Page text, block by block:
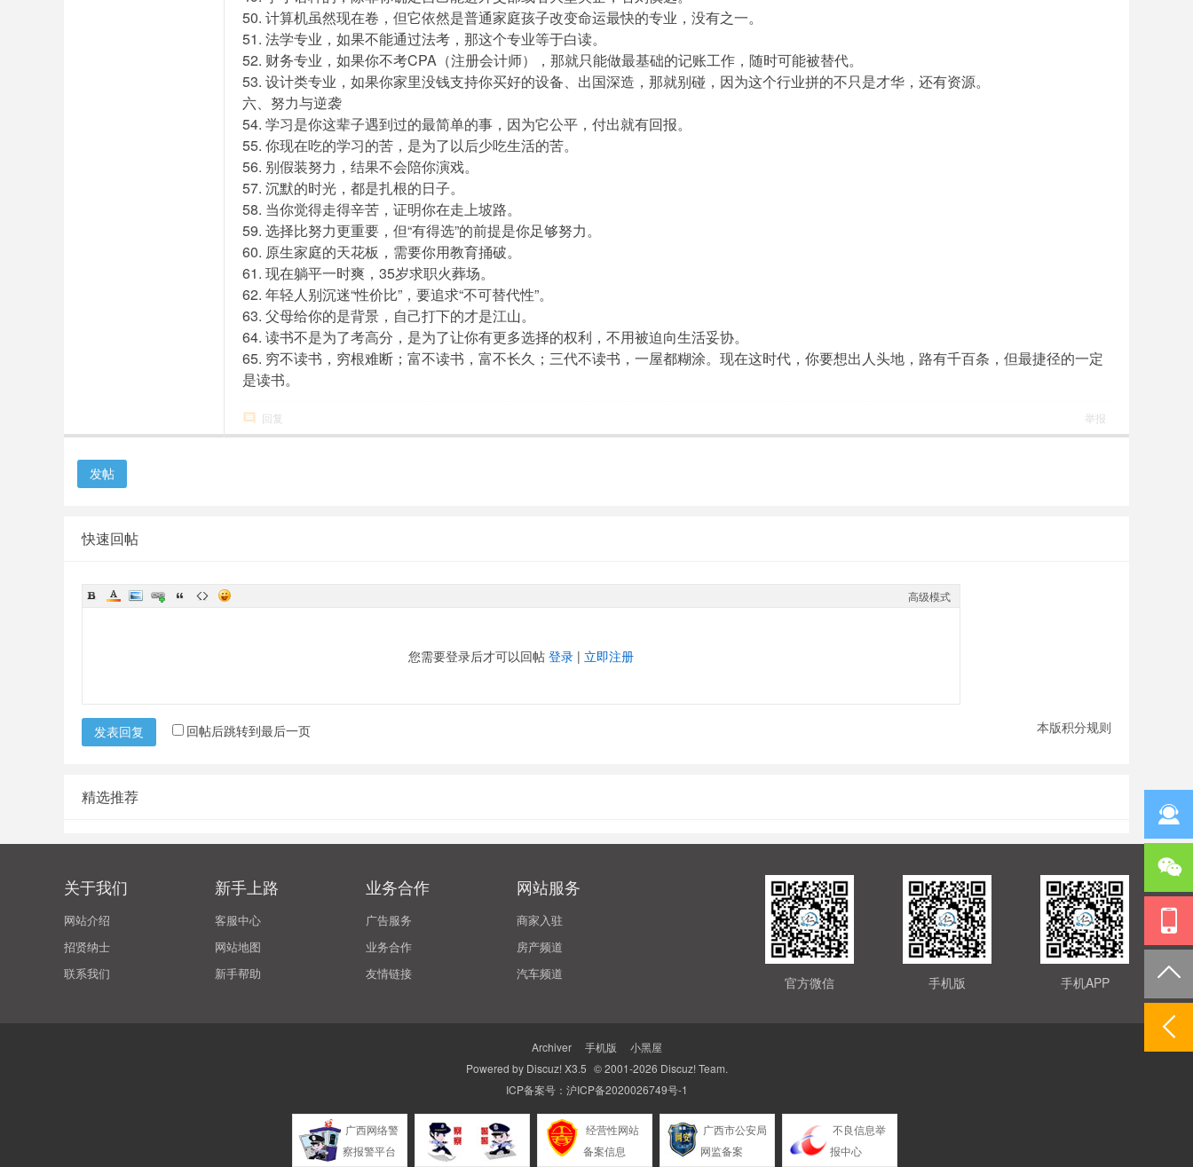
50. 计算机虽然现在卷，但它依然是普通家庭孩子改变命运最快的专业，没有之一。
51. 法学专业，如果不能通过法考，那这个专业等于白读。
52. 财务专业，如果你不考CPA（注册会计师），那就只能做最基础的记账工作，随时可能被替代。
53. 设计类专业，如果你家里没钱支持你买好的设备、出国深造，那就别碰，因为这个行业拼的不只是才华，还有资源。
六、努力与逆袭
54. 学习是你这辈子遇到过的最简单的事，因为它公平，付出就有回报。
55. 你现在吃的学习的苦，是为了以后少吃生活的苦。
56. 别假装努力，结果不会陪你演戏。
57. 沉默的时光，都是扎根的日子。
58. 当你觉得走得辛苦，证明你在走上坡路。
59. 选择比努力更重要，但“有得选”的前提是你足够努力。
60. 原生家庭的天花板，需要你用教育捅破。
61. 现在躺平一时爽，35岁求职火葬场。
62. 年轻人别沉迷“性价比”，要追求“不可替代性”。
63. 父母给你的是背景，自己打下的才是江山。
64. 读书不是为了考高分，是为了让你有更多选择的权利，不用被迫向生活妥协。
65. 穷不读书，穷根难断；富不读书，富不长久；三代不读书，一屋都糊涂。现在这时代，你要想出人头地，路有千百条，但最捷径的一定
是读书。
回复 举报
发帖
快速回帖
高级模式
您需要登录后才可以回帖 登录 | 立即注册
本版积分规则
发表回复 回帖后跳转到最后一页
精选推荐
关于我们
网站介绍
招贤纳士
联系我们
新手上路
客服中心
网站地图
新手帮助
业务合作
广告服务
业务合作
友情链接
网站服务
商家入驻
房产频道
汽车频道
手机APP
手机版
官方微信
Archiver 手机版
小黑屋
Powered by Discuz! X3.5 © 2001-2026 Discuz! Team.
ICP备案号： 沪ICP备2020026749号-1
广西网络警
察报警平台
经营性网站
备案信息
广西市公安局
网监备案
不良信息举
报中心